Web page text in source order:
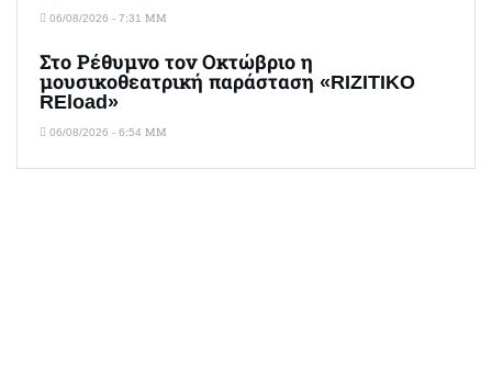
06/08/2026 - 7:31 ΜΜ
Στο Ρέθυμνο τον Οκτώβριο η
μουσικοθεατρική παράσταση «RIZITIKO
REload»
06/08/2026 - 6:54 ΜΜ